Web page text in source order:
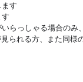
す
らっしゃる場合のみ
られる方、また同様